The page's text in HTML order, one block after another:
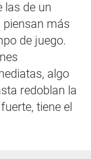
las de un
piensan más
de juego.
algo
redoblan la
tiene el